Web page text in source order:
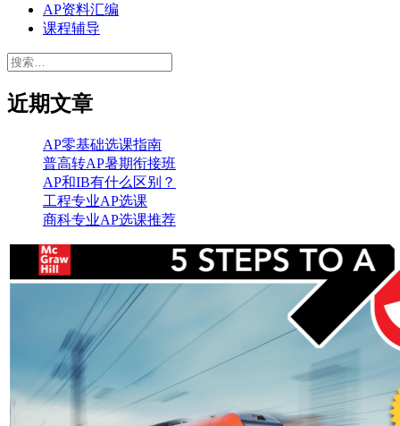
AP资料汇编
课程辅导
搜
近期文章
AP零基础选课指南
普高转AP暑期衔接班
AP和IB有什么区别？
工程专业AP选课
商科专业AP选课推荐